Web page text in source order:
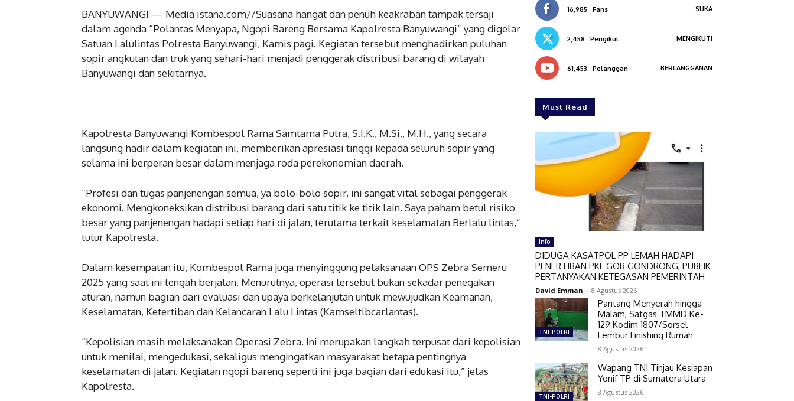
BANYUWANGI — Media istana.com//Suasana hangat dan penuh keakraban tampak tersaji
dalam agenda “Polantas Menyapa, Ngopi Bareng Bersama Kapolresta Banyuwangi” yang digelar
Satuan Lalulintas Polresta Banyuwangi, Kamis pagi. Kegiatan tersebut menghadirkan puluhan
sopir angkutan dan truk yang sehari-hari menjadi penggerak distribusi barang di wilayah
Banyuwangi dan sekitarnya.
Kapolresta Banyuwangi Kombespol Rama Samtama Putra, S.I.K., M.Si., M.H., yang secara
langsung hadir dalam kegiatan ini, memberikan apresiasi tinggi kepada seluruh sopir yang
selama ini berperan besar dalam menjaga roda perekonomian daerah.
“Profesi dan tugas panjenengan semua, ya bolo-bolo sopir, ini sangat vital sebagai penggerak
ekonomi. Mengkoneksikan distribusi barang dari satu titik ke titik lain. Saya paham betul risiko
besar yang panjenengan hadapi setiap hari di jalan, terutama terkait keselamatan Berlalu lintas,”
tutur Kapolresta.
Dalam kesempatan itu, Kombespol Rama juga menyinggung pelaksanaan OPS Zebra Semeru
2025 yang saat ini tengah berjalan. Menurutnya, operasi tersebut bukan sekadar penegakan
aturan, namun bagian dari evaluasi dan upaya berkelanjutan untuk mewujudkan Keamanan,
Keselamatan, Ketertiban dan Kelancaran Lalu Lintas (Kamseltibcarlantas).
“Kepolisian masih melaksanakan Operasi Zebra. Ini merupakan langkah terpusat dari kepolisian
untuk menilai, mengedukasi, sekaligus mengingatkan masyarakat betapa pentingnya
keselamatan di jalan. Kegiatan ngopi bareng seperti ini juga bagian dari edukasi itu,” jelas
Kapolresta.
16,985 Fans SUKA
2,458 Pengikut MENGIKUTI
61,453 Pelanggan BERLANGGANAN
Must Read
Info
DIDUGA KASATPOL PP LEMAH HADAPI
PENERTIBAN PKL GOR GONDRONG, PUBLIK
PERTANYAKAN KETEGASAN PEMERINTAH
David Emman - 8 Agustus 2026
TNI-POLRI
Pantang Menyerah hingga
Malam, Satgas TMMD Ke-
129 Kodim 1807/Sorsel
Lembur Finishing Rumah
8 Agustus 2026
TNI-POLRI
Wapang TNI Tinjau Kesiapan
Yonif TP di Sumatera Utara
8 Agustus 2026